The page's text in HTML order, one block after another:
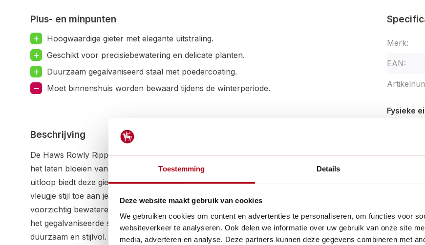
Toestemming Details
Deze website maakt gebruik van cookies
We gebruiken cookies om content en advertenties te personaliseren, om functies voor
websiteverkeer te analyseren. Ook delen we informatie over uw gebruik van onze site
media, adverteren en analyse. Deze partners kunnen deze gegevens combineren met
Plus- en minpunten
Hoogwaardige gieter met elegante uitstraling.
Geschikt voor precisiebewatering en delicate planten.
Duurzaam gegalvaniseerd staal met poedercoating.
Moet binnenshuis worden bewaard tijdens de winterperiode.
Beschrijving
De Haws Rowly Ripple is een veelzijdige en elegante gieter die essentieel is voor
het laten bloeien van je planten. Met zijn perfecte balans en lange gebogen
uitloop biedt deze gieter precisie bij het bewateren. De antracietkleur voegt een
vleugje stijl toe aan je tuin. De verwijderbare messing roos is ideaal voor het
voorzichtig bewateren van delicate zaailingen, planten en kleine potten. Dankzij
het gegalvaniseerde staal met hoogwaardige poedercoating is de gieter
duurzaam en stijlvol. Verkrijgbaar in de kleur antraciet en groen en verpakt in
Merk:
EAN:
Fysieke
Materiaal:
Kleur:
Lees